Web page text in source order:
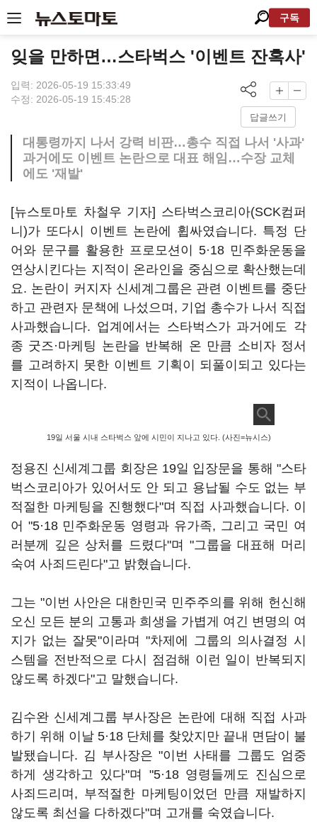
구독
잊을 만하면…스타벅스 '이벤트 잔혹사'
입력: 2026-05-19 15:33:49
수정: 2026-05-19 15:45:28
답글쓰기
대통령까지 나서 강력 비판…총수 직접 나서 '사과'
과거에도 이벤트 논란으로 대표 해임…수장 교체
에도 '재발'
[뉴스토마토 차철우 기자] 스타벅스코리아(SCK컴퍼
니)가 또다시 이벤트 논란에 휩싸였습니다. 특정 단
어와 문구를 활용한 프로모션이 5·18 민주화운동을
연상시킨다는 지적이 온라인을 중심으로 확산했는데
요. 논란이 커지자 신세계그룹은 관련 이벤트를 중단
하고 관련자 문책에 나섰으며, 기업 총수가 나서 직접
사과했습니다. 업계에서는 스타벅스가 과거에도 각
종 굿즈·마케팅 논란을 반복해 온 만큼 소비자 정서
를 고려하지 못한 이벤트 기획이 되풀이되고 있다는
지적이 나옵니다.
19일 서울 시내 스타벅스 앞에 시민이 지나고 있다. (사진=뉴시스)
정용진 신세계그룹 회장은 19일 입장문을 통해 "스타
벅스코리아가 있어서도 안 되고 용납될 수도 없는 부
적절한 마케팅을 진행했다"며 직접 사과했습니다. 이
어 "5·18 민주화운동 영령과 유가족, 그리고 국민 여
러분께 깊은 상처를 드렸다"며 "그룹을 대표해 머리
숙여 사죄드린다"고 밝혔습니다.
그는 "이번 사안은 대한민국 민주주의를 위해 헌신해
오신 모든 분의 고통과 희생을 가볍게 여긴 변명의 여
지가 없는 잘못"이라며 "차제에 그룹의 의사결정 시
스템을 전반적으로 다시 점검해 이런 일이 반복되지
않도록 하겠다"고 말했습니다.
김수완 신세계그룹 부사장은 논란에 대해 직접 사과
하기 위해 이날 5·18 단체를 찾았지만 끝내 면담이 불
발됐습니다. 김 부사장은 "이번 사태를 그룹도 엄중
하게 생각하고 있다"며 "5·18 영령들께도 진심으로
사죄드리며, 부적절한 마케팅이었던 만큼 재발하지
않도록 최선을 다하겠다"며 고개를 숙였습니다.